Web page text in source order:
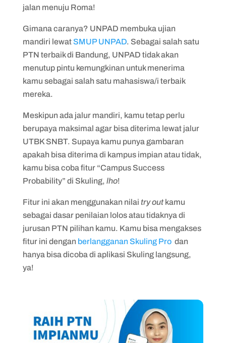
jalan menuju Roma!
Gimana caranya? UNPAD membuka ujian
mandiri lewatSMUP UNPAD. Sebagai salah satu
PTN terbaik di Bandung, UNPAD tidak akan
menutup pintu kemungkinan untuk menerima
kamu sebagai salah satu mahasiswa/i terbaik
mereka.
Meskipun ada jalur mandiri, kamu tetap perlu
berupaya maksimal agar bisa diterima lewat jalur
UTBK SNBT. Supaya kamu punya gambaran
apakah bisa diterima di kampus impian atau tidak,
kamu bisa coba fitur “Campus Success
Probability” di Skuling, lho!
Fitur ini akan menggunakan nilai try outkamu
sebagai dasar penilaian lolos atau tidaknya di
jurusan PTN pilihan kamu. Kamu bisa mengakses
fitur ini dengan berlangganan Skuling Prodan
hanya bisa dicoba di aplikasi Skuling langsung,
ya!